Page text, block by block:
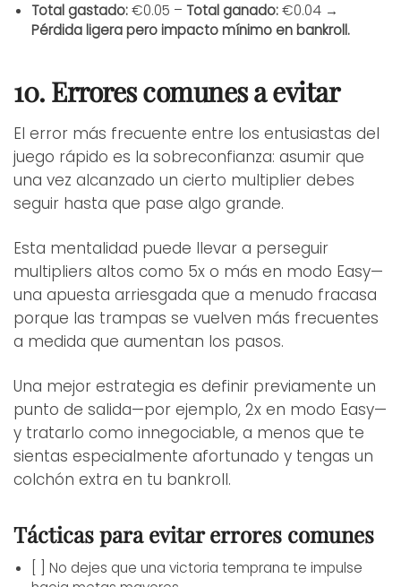
Total gastado:€0.05 – Total ganado:€0.04 →
Pérdida ligera pero impacto mínimo en bankroll.
10. Errores comunes a evitar
El error más frecuente entre los entusiastas del
juego rápido es la sobreconfianza: asumir que
una vez alcanzado un cierto multiplier debes
seguir hasta que pase algo grande.
Esta mentalidad puede llevar a perseguir
multipliers altos como 5x o más en modo Easy—
una apuesta arriesgada que a menudo fracasa
porque las trampas se vuelven más frecuentes
a medida que aumentan los pasos.
Una mejor estrategia es definir previamente un
punto de salida—por ejemplo, 2x en modo Easy—
y tratarlo como innegociable, a menos que te
sientas especialmente afortunado y tengas un
colchón extra en tu bankroll.
Tácticas para evitar errores comunes
[ ] No dejes que una victoria temprana te impulse